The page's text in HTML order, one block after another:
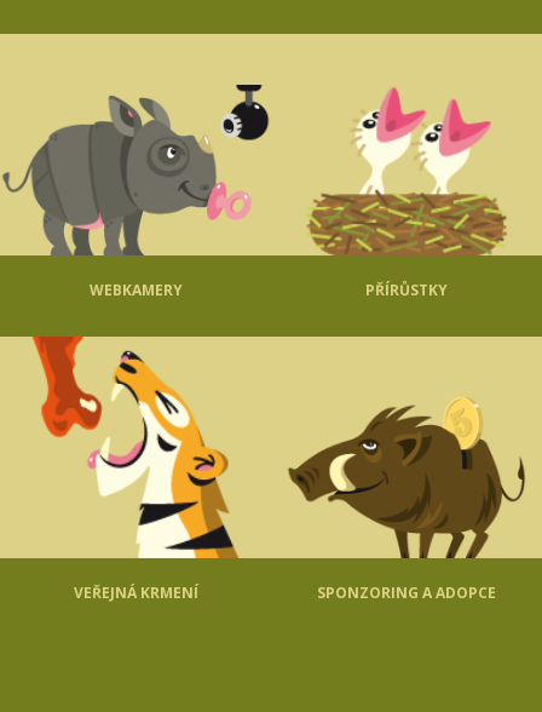
WEBKAMERY PŘÍRŮSTKY
VEŘEJNÁ KRMENÍ SPONZORING A ADOPCE